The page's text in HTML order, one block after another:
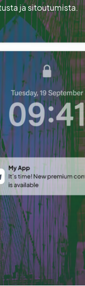
ja sitoutumista.